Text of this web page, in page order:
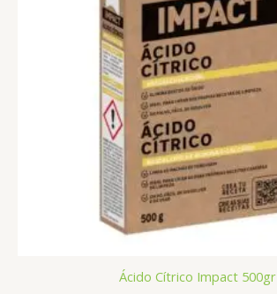
Ácido Cítrico Impact 500gr